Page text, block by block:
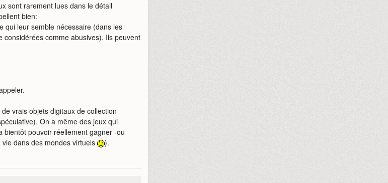
sont rarement lues dans le détail
bien:
qui leur semble nécessaire (dans les
comme abusives). Ils peuvent
vrais objets digitaux de collection
On a même des jeux qui
bientôt pouvoir réellement gagner -ou
dans des mondes virtuels
).